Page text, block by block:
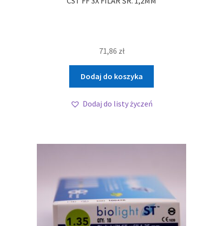
71,86 zł
Dodaj do koszyka
Dodaj do listy życzeń